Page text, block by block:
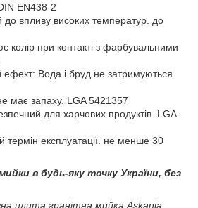
EN438-2
до впливу високих температур. до
колір при контакті з фарбувальними
ефект: Вода і бруд не затримуються
має запаху. LGA 5421357
для харчових продуктів. LGA
термін експлуатації. не менше 30
в будь-яку точку України, без
плита гранітна мийка Askania